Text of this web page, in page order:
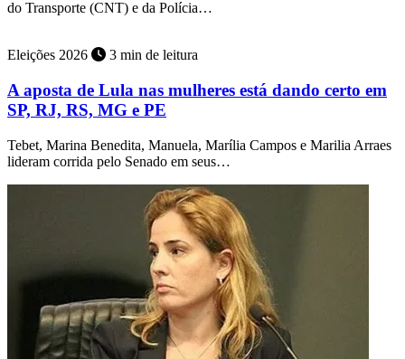
do Transporte (CNT) e da Polícia…
Eleições 2026 3 min de leitura
A aposta de Lula nas mulheres está dando certo em
SP, RJ, RS, MG e PE
Tebet, Marina Benedita, Manuela, Marília Campos e Marilia Arraes
lideram corrida pelo Senado em seus…